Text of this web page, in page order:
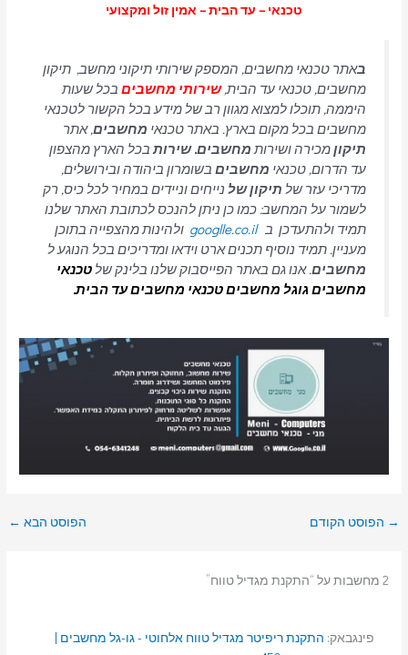
טכנאי – עד הבית – אמין זול ומקצועי
באתר טכנאי מחשבים, המספק שירותי תיקוני מחשב, תיקון
מחשבים, טכנאי עד הבית,שירותי מחשבים בכל שעות
היממה, תוכלו למצוא מגוון רב של מידע בכל הקשור לטכנאי
מחשבים בכל מקום בארץ. באתר טכנאי מחשבים, אתר
תיקוןמכירה ושירותמחשבים. שירותבכל הארץ מהצפון
עד הדרום, טכנאי מחשבים בשומרון ביהודה ובירושלים,
מדריכי עזר של תיקון של נייחים וניידים במחיר לכל כיס, רק
לשמור על המחשב: כמו כן ניתן להנכס לכתובת האתר שלנו
תמיד ולהתעדכן בgooglle.co.il ולהינות מהצפייה בתוכן
מעניין. תמיד נוסיף תכנים ארט וידאו ומדריכים בכל הנוגע ל
מחשבים. אנו גם באתר הפייסבוק שלנו בלינק שלטכנאי
מחשבים גוגל מחשבים טכנאי מחשבים עד הבית.
→ הפוסט הקודם הפוסט הבא ←
2 מחשבות על “התקנת מגדיל טווח”
פינגבאק: התקנת ריפיטר מגדיל טווח אלחוטי - גו-גל מחשבים |